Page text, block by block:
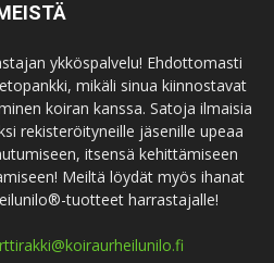
ykköspalvelu! Ehdottomasti
mikäli sinua kiinnostavat
koiran kanssa. Satoja ilmaisia
rekisteröityneille jäsenille upeaa
itsensä kehittämiseen
Meiltä löydät myös ihanat
tuotteet harrastajalle!